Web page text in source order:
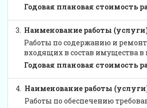
Годовая плановая стоимость
3. Наименование работы
Работы по содержанию и
входящих в состав имущества
Годовая плановая стоимость
4. Наименование работы
Работы по обеспечению